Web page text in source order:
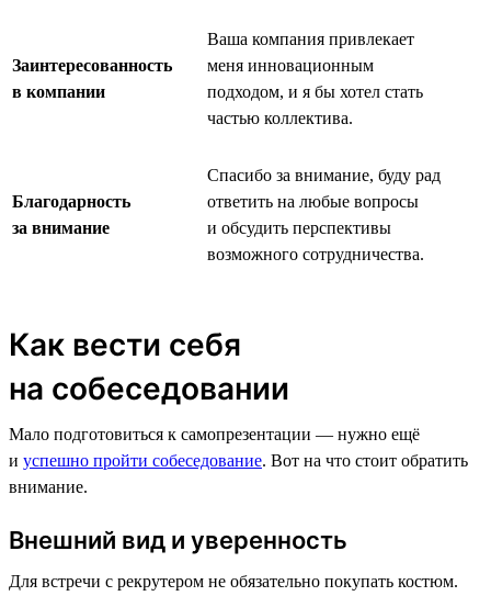
Заинтересованность
в компании
Ваша компания привлекает
меня инновационным
подходом, и я бы хотел стать
частью коллектива.
Благодарность
за внимание
Спасибо за внимание, буду рад
ответить на любые вопросы
и обсудить перспективы
возможного сотрудничества.
Как вести себя
на собеседовании
Мало подготовиться к самопрезентации — нужно ещё
и успешно пройти собеседование. Вот на что стоит обратить
внимание.
Внешний вид и уверенность
Для встречи с рекрутером не обязательно покупать костюм.